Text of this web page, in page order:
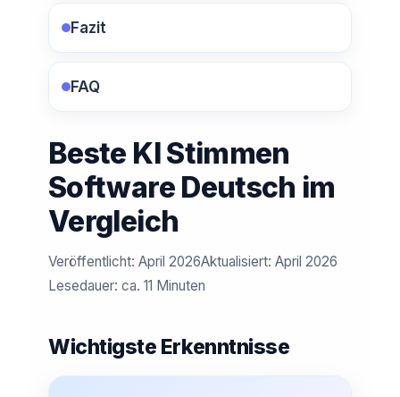
Fazit
FAQ
Beste KI Stimmen
Software Deutsch im
Vergleich
Veröffentlicht: April 2026Aktualisiert: April 2026
Lesedauer: ca. 11 Minuten
Wichtigste Erkenntnisse